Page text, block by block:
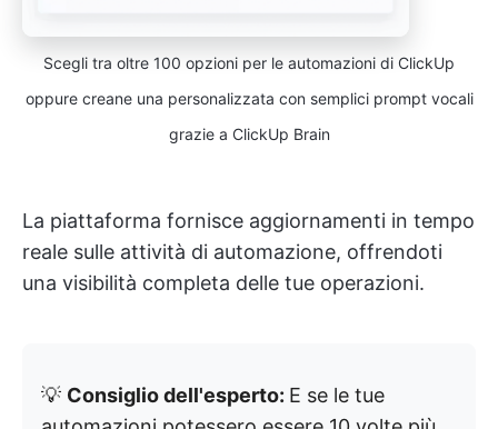
Scegli tra oltre 100 opzioni per le automazioni di ClickUp
oppure creane una personalizzata con semplici prompt vocali
grazie a ClickUp Brain
La piattaforma fornisce aggiornamenti in tempo
reale sulle attività di automazione, offrendoti
una visibilità completa delle tue operazioni.
💡 Consiglio dell'esperto: E se le tue